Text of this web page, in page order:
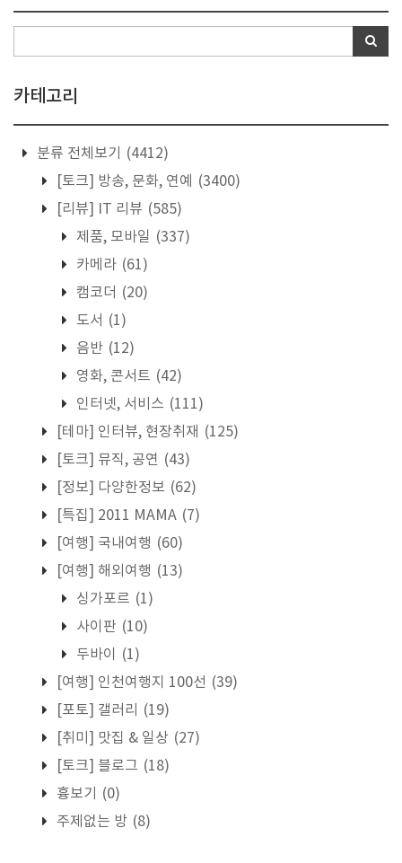
카테고리
분류 전체보기
(4412)
[토크] 방송, 문화, 연예
(3400)
[리뷰] IT 리뷰 (585)
제품, 모바일 (337)
카메라 (61)
캠코더 (20)
도서 (1)
음반 (12)
영화, 콘서트 (42)
인터넷, 서비스 (111)
[테마] 인터뷰, 현장취재 (125)
[토크] 뮤직, 공연 (43)
[정보] 다양한정보 (62)
[특집] 2011 MAMA (7)
[여행] 국내여행 (60)
[여행] 해외여행 (13)
싱가포르 (1)
사이판 (10)
두바이
(1)
[여행] 인천여행지 100선 (39)
[포토] 갤러리
(19)
[취미] 맛집 & 일상 (27)
[토크] 블로그 (18)
흉보기
(0)
주제없는 방 (8)